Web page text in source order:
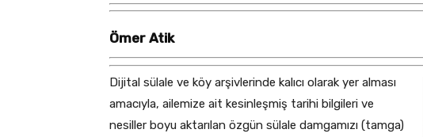
Ömer Atik
Dijital sülale ve köy arşivlerinde kalıcı olarak yer alması
amacıyla, ailemize ait kesinleşmiş tarihi bilgileri ve
nesiller boyu aktarılan özgün sülale damgamızı (tamga)